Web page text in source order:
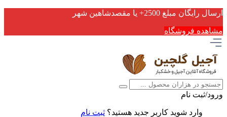
ارسال رایگان مبلغ 2500+ یا مقصدشاهین شهر
مشاهده فروشگاه
ورود/ثبت نام
وارد شوید کاربر جدید هستید؟ ثبت نام